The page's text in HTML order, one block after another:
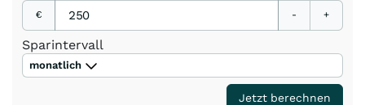
€ - +
Sparintervall
monatlich
Jetzt berechnen